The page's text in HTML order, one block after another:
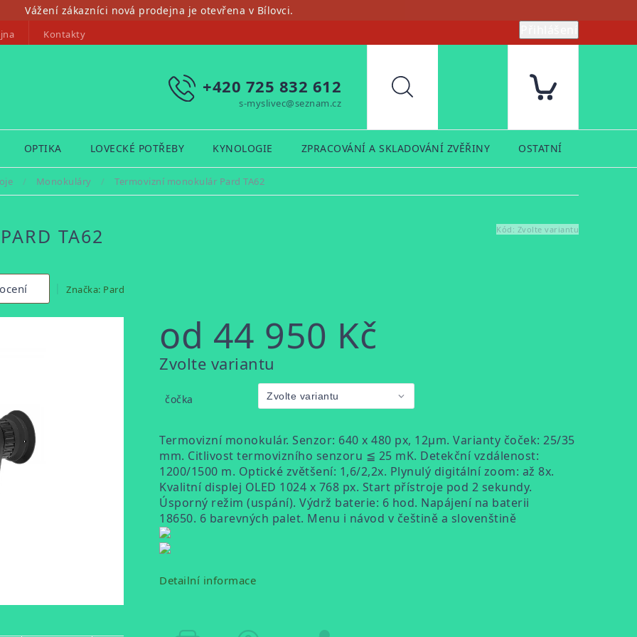
Vážení zákazníci nová prodejna je otevřena v Bílovci.
Kontakty
+420 725 832 612
s-myslivec@seznam.cz
Hledat
OPTIKA LOVECKÉ POTŘEBY KYNOLOGIE ZPRACOVÁNÍ A SKLADOVÁNÍ ZVĚŘINY OSTATNÍ
/ Monokuláry / Termovizní monokulár Pard TA62
TA62 Kód: Zvolte variantu
Značka: Pard
od 44 950 Kč
Měrná
Zvolte variantu
čočka
Termovizní monokulár. Senzor: 640 x 480 px, 12μm. Varianty čoček: 25/35
mm. Citlivost termovizního senzoru ≦ 25 mK. Detekční vzdálenost:
1200/1500 m. Optické zvětšení: 1,6/2,2x. Plynulý digitální zoom: až 8x.
Kvalitní displej OLED 1024 x 768 px. Start přístroje pod 2 sekundy.
Úsporný režim (uspání). Výdrž baterie: 6 hod. Napájení na baterii
18650. 6 barevných palet. Menu i návod v češtině a slovenštině
Detailní informace